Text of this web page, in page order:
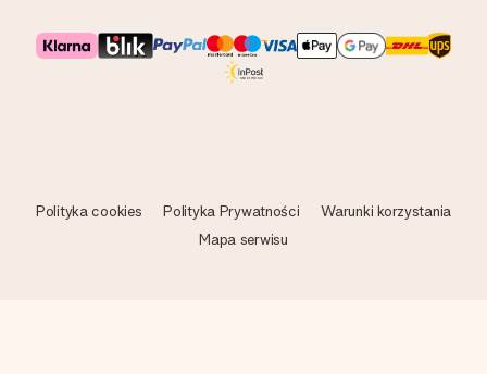
Polityka cookies Polityka Prywatności
Warunki korzystania
Mapa serwisu